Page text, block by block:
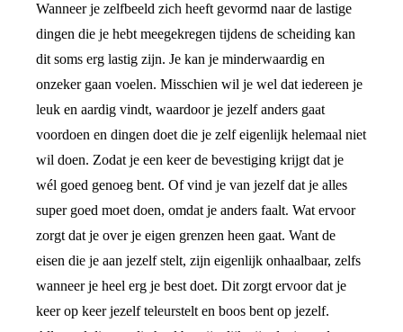
Wanneer je zelfbeeld zich heeft gevormd naar de lastige
dingen die je hebt meegekregen tijdens de scheiding kan
dit soms erg lastig zijn. Je kan je minderwaardig en
onzeker gaan voelen. Misschien wil je wel dat iedereen je
leuk en aardig vindt, waardoor je jezelf anders gaat
voordoen en dingen doet die je zelf eigenlijk helemaal niet
wil doen. Zodat je een keer de bevestiging krijgt dat je
wél goed genoeg bent. Of vind je van jezelf dat je alles
super goed moet doen, omdat je anders faalt. Wat ervoor
zorgt dat je over je eigen grenzen heen gaat. Want de
eisen die je aan jezelf stelt, zijn eigenlijk onhaalbaar, zelfs
wanneer je heel erg je best doet. Dit zorgt ervoor dat je
keer op keer jezelf teleurstelt en boos bent op jezelf.